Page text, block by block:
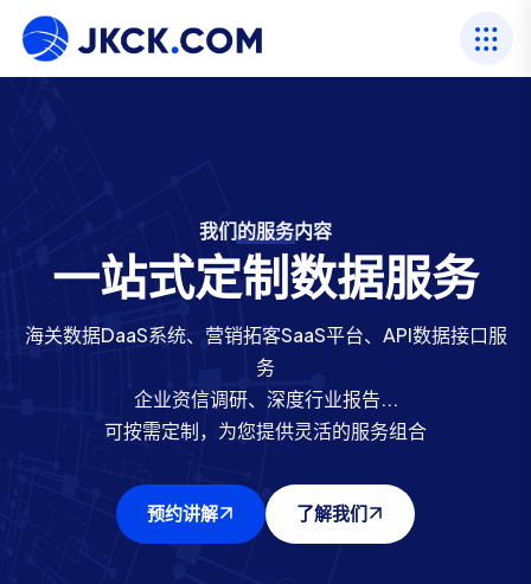
我们的行业资历
专注进出口数据22年
二十余年行业经验，以数据服务立足，打造400人专业团
队
服务国内外100,000+企业
海关数据服务商
进出口数据网
提供88个国家海关数据源，一百亿+条真实进出口数据
贸易覆盖全球230+国家和地区，包括197个主权国家和36
个独立报关区
我们的服务内容
一站式定制数据服务
海关数据DaaS系统、营销拓客SaaS平台、API数据接口服
务
企业资信调研、深度行业报告...
可按需定制，为您提供灵活的服务组合
预约讲解 了解我们
我们的行业资历
专注进出口数据22年
二十余年行业经验，以数据服务立足，打造400人专业团
队
服务国内外100,000+企业
海关数据服务商
进出口数据网
提供88个国家海关数据源，一百亿+条真实进出口数据
贸易覆盖全球230+国家和地区，包括197个主权国家和36
个独立报关区